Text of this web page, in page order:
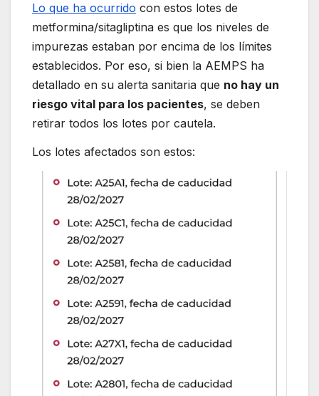
Lo que ha ocurrido con estos lotes de
metformina/sitagliptina es que los niveles de
impurezas estaban por encima de los límites
establecidos. Por eso, si bien la AEMPS ha
detallado en su alerta sanitaria que no hay un
riesgo vital para los pacientes, se deben
retirar todos los lotes por cautela.
Los lotes afectados son estos: